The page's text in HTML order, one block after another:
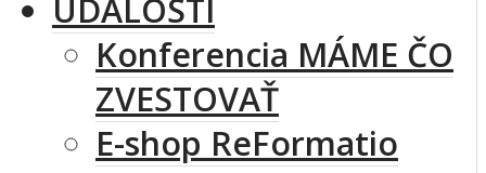
UDALOSTI
Konferencia MÁME ČO
ZVESTOVAŤ
E-shop ReFormatio